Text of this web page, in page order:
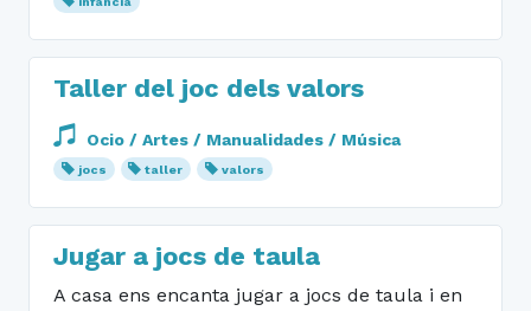
Taller del joc dels valors
Ocio / Artes / Manualidades / Música
jocs taller valors
Jugar a jocs de taula
A casa ens encanta jugar a jocs de taula i en